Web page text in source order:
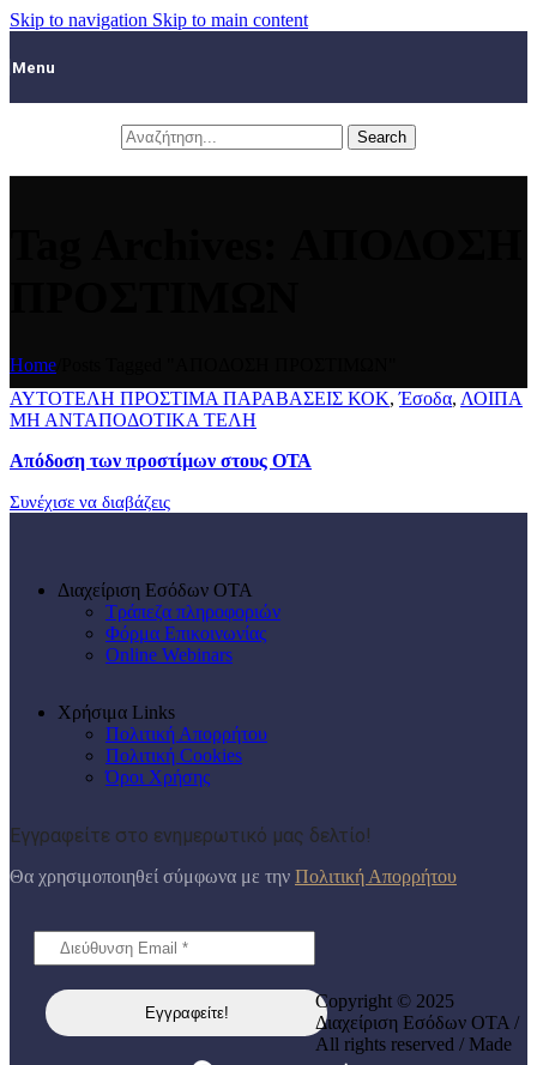
Skip to navigation Skip to main content
Menu
Search
Home
ΑΥΤΟΤΕΛΗ ΠΡΟΣΤΙΜΑ ΠΑΡΑΒΑΣΕΙΣ ΚΟΚ,Έσοδα, ΛΟΙΠΑ
ΜΗ ΑΝΤΑΠΟΔΟΤΙΚΑ ΤΕΛΗ
Απόδοση των προστίμων στους ΟΤΑ
Συνέχισε να διαβάζεις
Διαχείριση Εσόδων ΟΤΑ
Τράπεζα πληροφοριών
Φόρμα Επικοινωνίας
Online Webinars
Χρήσιμα Links
Πολιτική Απορρήτου
Πολιτική Cookies
Όροι Χρήσης
Εγγραφείτε στο ενημερωτικό μας δελτίο!
Θα χρησιμοποιηθεί σύμφωνα με την Πολιτική Απορρήτου
Copyright © 2025
Διαχείριση Εσόδων ΟΤΑ /
All rights reserved / Made